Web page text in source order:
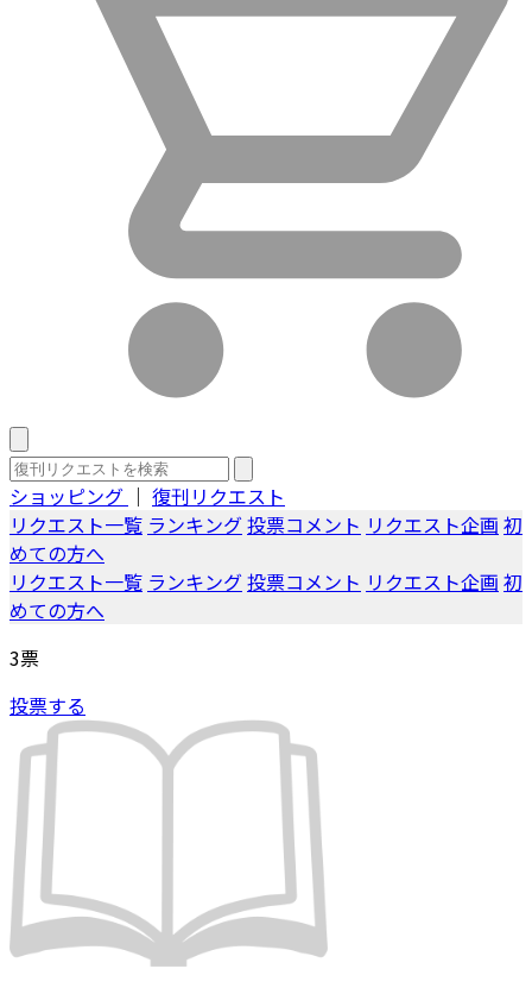
ショッピング ｜ 復刊リクエスト
リクエスト一覧 ランキング投票コメント リクエスト企画 初
めての方へ
リクエスト一覧 ランキング投票コメント リクエスト企画 初
めての方へ
3票
投票する